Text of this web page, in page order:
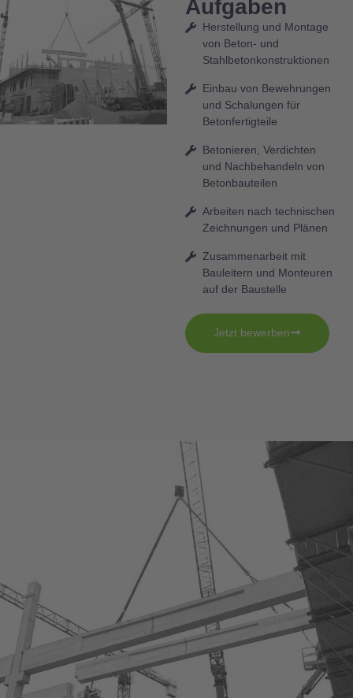
Aufgaben
Herstellung und Montage
von Beton- und
Stahlbetonkonstruktionen
Einbau von Bewehrungen
und Schalungen für
Betonfertigteile
Betonieren, Verdichten
und Nachbehandeln von
Betonbauteilen
Arbeiten nach technischen
Zeichnungen und Plänen
Zusammenarbeit mit
Bauleitern und Monteuren
auf der Baustelle
Jetzt bewerben